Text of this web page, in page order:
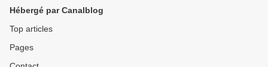
Hébergé par Canalblog
Top articles
Pages